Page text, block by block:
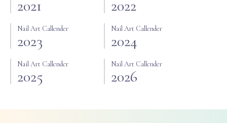
2021 2022
Nail Art Callender
2023
Nail Art Callender
2024
Nail Art Callender
2025
Nail Art Callender
2026